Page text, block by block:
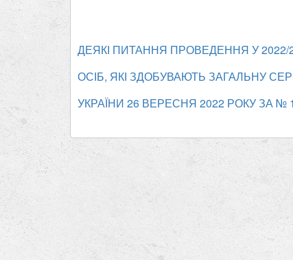
ДЕЯКІ ПИТАННЯ ПРОВЕДЕННЯ У 2022/
ОСІБ, ЯКІ ЗДОБУВАЮТЬ ЗАГАЛЬНУ
УКРАЇНИ 26 ВЕРЕСНЯ 2022 РОКУ ЗА №